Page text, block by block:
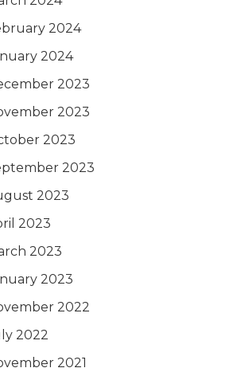
2024
2024
2023
2023
2023
2023
2023
2023
2023
2023
2022
2022
2021